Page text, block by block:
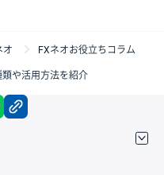
オ FXネオお役立ちコラム
類や活用方法を紹介
facebook